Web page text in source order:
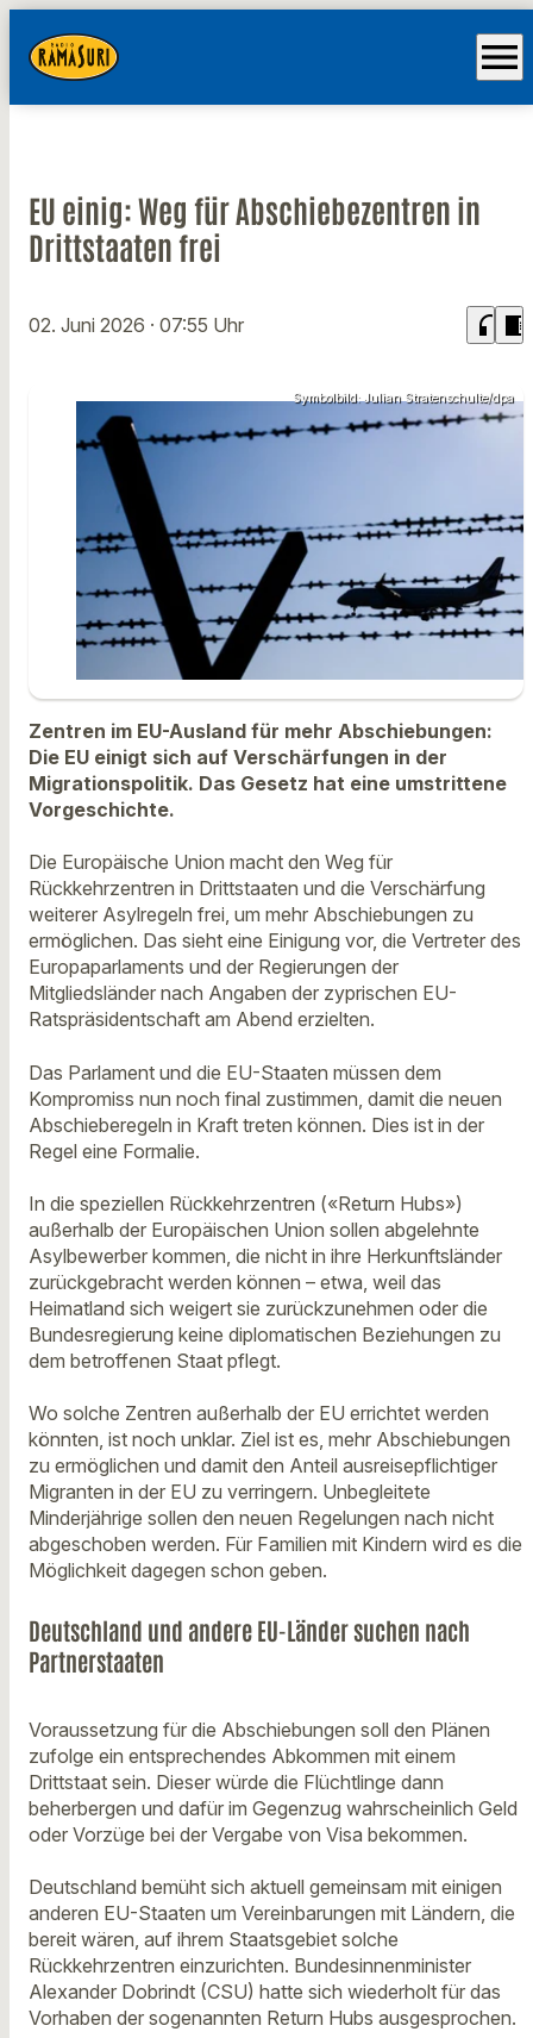
menu
EU einig: Weg für Abschiebezentren in
Drittstaaten frei
02. Juni 2026 · 07:55 Uhr headphones chrome_reader_mode
Symbolbild: Julian Stratenschulte/dpa
Zentren im EU-Ausland für mehr Abschiebungen:
Die EU einigt sich auf Verschärfungen in der
Migrationspolitik. Das Gesetz hat eine umstrittene
Vorgeschichte.
Die Europäische Union macht den Weg für
Rückkehrzentren in Drittstaaten und die Verschärfung
weiterer Asylregeln frei, um mehr Abschiebungen zu
ermöglichen. Das sieht eine Einigung vor, die Vertreter des
Europaparlaments und der Regierungen der
Mitgliedsländer nach Angaben der zyprischen EU-
Ratspräsidentschaft am Abend erzielten.
Das Parlament und die EU-Staaten müssen dem
Kompromiss nun noch final zustimmen, damit die neuen
Abschieberegeln in Kraft treten können. Dies ist in der
Regel eine Formalie.
In die speziellen Rückkehrzentren («Return Hubs»)
außerhalb der Europäischen Union sollen abgelehnte
Asylbewerber kommen, die nicht in ihre Herkunftsländer
zurückgebracht werden können – etwa, weil das
Heimatland sich weigert sie zurückzunehmen oder die
Bundesregierung keine diplomatischen Beziehungen zu
dem betroffenen Staat pflegt.
Wo solche Zentren außerhalb der EU errichtet werden
könnten, ist noch unklar. Ziel ist es, mehr Abschiebungen
zu ermöglichen und damit den Anteil ausreisepflichtiger
Migranten in der EU zu verringern. Unbegleitete
Minderjährige sollen den neuen Regelungen nach nicht
abgeschoben werden. Für Familien mit Kindern wird es die
Möglichkeit dagegen schon geben.
Deutschland und andere EU-Länder suchen nach
Partnerstaaten
Voraussetzung für die Abschiebungen soll den Plänen
zufolge ein entsprechendes Abkommen mit einem
Drittstaat sein. Dieser würde die Flüchtlinge dann
beherbergen und dafür im Gegenzug wahrscheinlich Geld
oder Vorzüge bei der Vergabe von Visa bekommen.
Deutschland bemüht sich aktuell gemeinsam mit einigen
anderen EU-Staaten um Vereinbarungen mit Ländern, die
bereit wären, auf ihrem Staatsgebiet solche
Rückkehrzentren einzurichten. Bundesinnenminister
Alexander Dobrindt (CSU) hatte sich wiederholt für das
Vorhaben der sogenannten Return Hubs ausgesprochen.